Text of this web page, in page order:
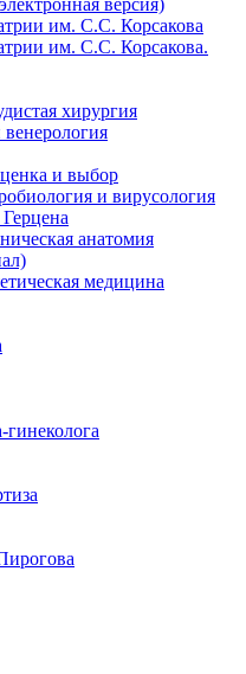
версия)
им. С.С. Корсакова
им. С.С. Корсакова.
хирургия
и выбор
и вирусология
анатомия
медицина